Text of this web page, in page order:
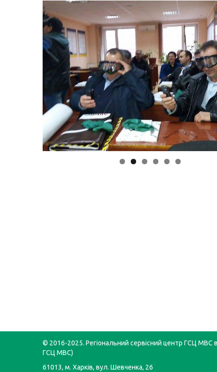
© 2016-2025. Регіональний сервісний центр ГСЦ МВС в
ГСЦ МВС)
61013, м. Харків, вул. Шевченка, 26